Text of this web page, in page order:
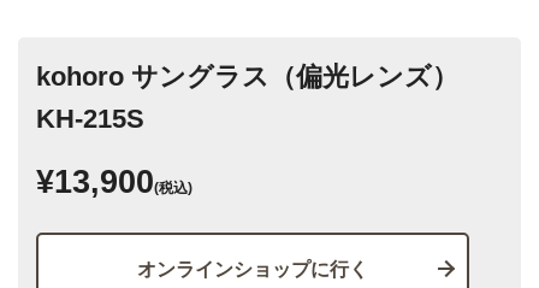
kohoro サングラス（偏光レンズ）
KH-215S
¥13,900(税込)
オンラインショップに行く